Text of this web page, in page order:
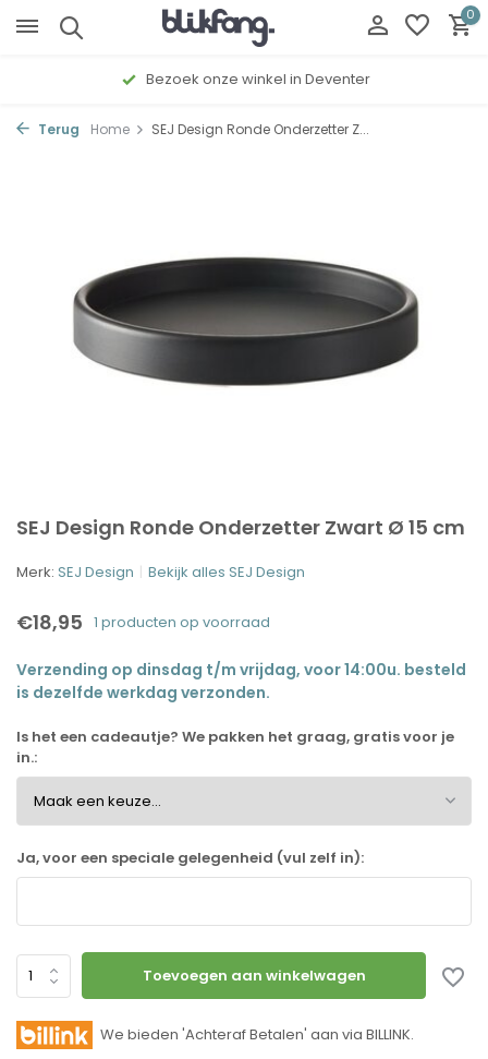
0
Bezoek onze winkel in Deventer
Terug Home SEJ Design Ronde Onderzetter Z...
SEJ Design Ronde Onderzetter Zwart Ø 15 cm
Merk: SEJ Design Bekijk alles SEJ Design
€18,95 1 producten op voorraad
Verzending op dinsdag t/m vrijdag, voor 14:00u. besteld
is dezelfde werkdag verzonden.
Is het een cadeautje? We pakken het graag, gratis voor je
in.:
Ja, voor een speciale gelegenheid (vul zelf in):
Toevoegen aan winkelwagen
We bieden 'Achteraf Betalen' aan via BILLINK.